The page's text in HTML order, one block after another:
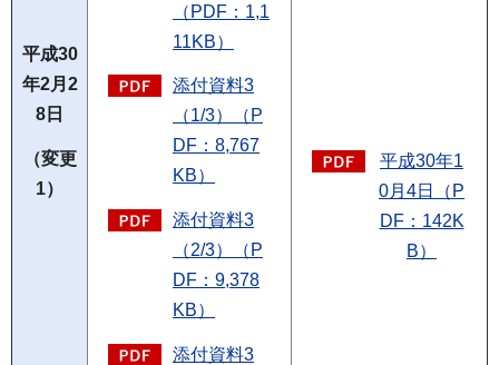
平成30年1
0月4日（P
DF：142K
B）
平成30
年2月2
8日
（変更
1）
（PDF：1,1
11KB）
添付資料3
（1/3）（P
DF：8,767
KB）
添付資料3
（2/3）（P
DF：9,378
KB）
添付資料3